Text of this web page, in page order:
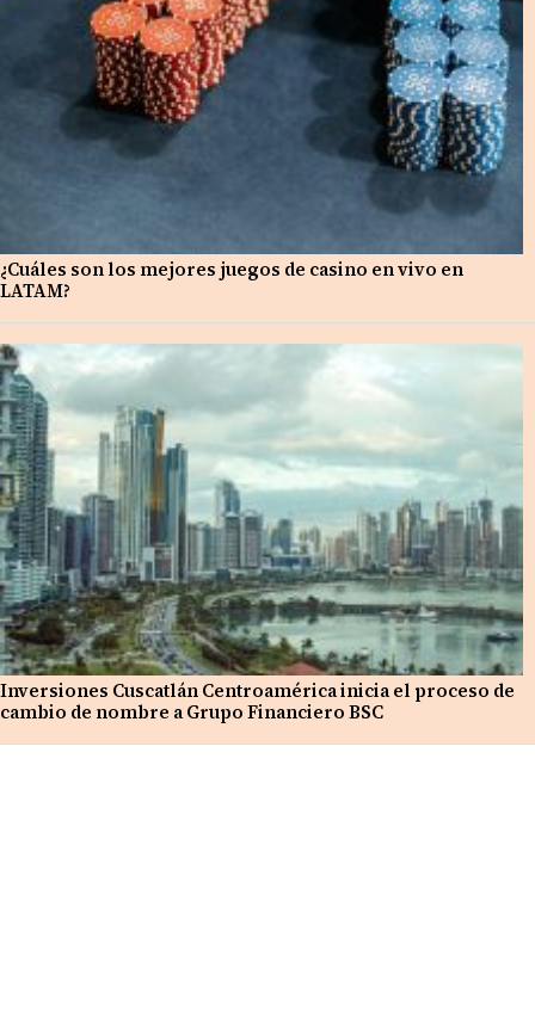
¿Cuáles son los mejores juegos de casino en vivo en
LATAM?
Inversiones Cuscatlán Centroamérica inicia el proceso de
cambio de nombre a Grupo Financiero BSC